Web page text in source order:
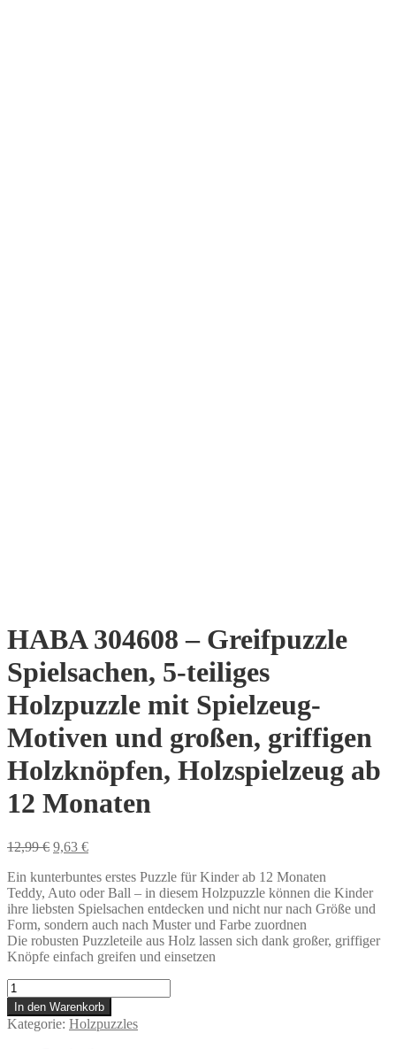
HABA 304608 – Greifpuzzle
Spielsachen, 5-teiliges
Holzpuzzle mit Spielzeug-
Motiven und großen, griffigen
Holzknöpfen, Holzspielzeug ab
12 Monaten
12,99€ Ursprünglicher
war:
12,99 €
9,63 €Aktueller
ist:
9,63 €.
Ein kunterbuntes erstes Puzzle für Kinder ab 12 Monaten
Teddy, Auto oder Ball – in diesem Holzpuzzle können die Kinder
ihre liebsten Spielsachen entdecken und nicht nur nach Größe und
Form, sondern auch nach Muster und Farbe zuordnen
Die robusten Puzzleteile aus Holz lassen sich dank großer, griffiger
Knöpfe einfach greifen und einsetzen
HABA
304608
-
Greifpuzzle
In den Warenkorb
Kategorie: Holzpuzzles